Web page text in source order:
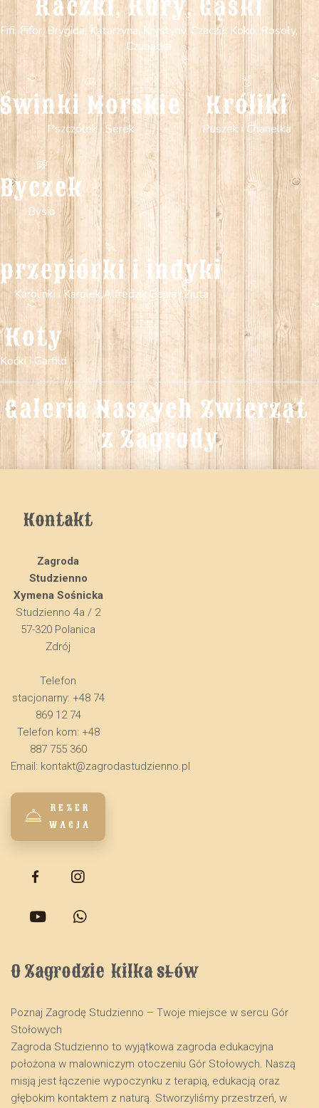
Kaczki, Kury, Gąski
Fifi, Fifor, Brygida, Katarzyna, Krystyny, Czacze, Koko, Rosoły,
Czubatka
Świnki Morskie
Pszczółek i Serek
Króliki
Puszek i Chanelka
Byczek
Bysio
przepiórki i indyki
Karolinki i Karolek,Alfredzik,Genia i Ziuta
Koty
Koćki i Garfild
Galeria Naszych Zwierząt
z Zagrody
O Zagrodzie  kilka słów
Poznaj Zagrodę Studzienno – Twoje miejsce w sercu Gór
Stołowych
​Zagroda Studzienno to wyjątkowa zagroda edukacyjna
położona w malowniczym otoczeniu Gór Stołowych. Naszą
misją jest łączenie wypoczynku z terapią, edukacją oraz
głębokim kontaktem z naturą. Stworzyliśmy przestrzeń, w
Kontakt
Zagroda
Studzienno
Xymena Sośnicka
Studzienno 4a / 2
57-320 Polanica
Zdrój
Telefon
stacjonarny: +48 74
869 12 74
Telefon kom: +48
887 755 360
Email: kontakt@zagrodastudzienno.pl
REZER
WACJA